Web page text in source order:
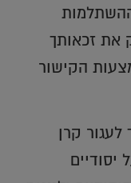
את זכאותך
הקישור
קרן